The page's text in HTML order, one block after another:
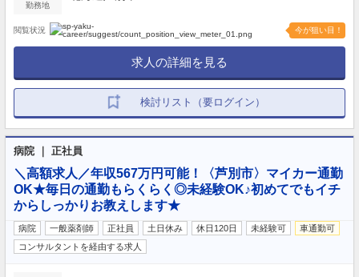
勤務地
閲覧状況 今が狙い目！
求人の詳細を見る
検討リスト（要ログイン）
病院 ｜ 正社員
＼高額求人／年収567万円可能！〈芦別市〉マイカー通勤
OK★毎日の通勤もらくらく◎未経験OK♪初めてでもイチ
からしっかりお教えします★
病院 一般薬剤師 正社員 土日休み 休日120日 未経験可
車通勤可
コンサルタントを経由する求人